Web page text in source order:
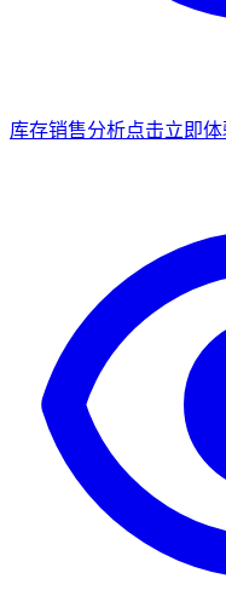
库存销售分析点击立即